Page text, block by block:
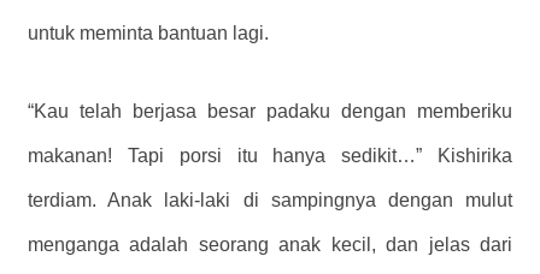
untuk meminta bantuan lagi.
“Kau telah berjasa besar padaku dengan memberiku
makanan! Tapi porsi itu hanya sedikit…” Kishirika
terdiam. Anak laki-laki di sampingnya dengan mulut
menganga adalah seorang anak kecil, dan jelas dari